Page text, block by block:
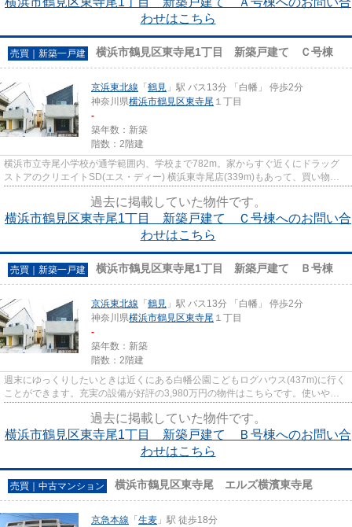
わせはこちら
売買｜新築一戸建 横浜市鶴見区東寺尾1丁目 新築戸建て Ｃ号棟
京浜東北線 「 鶴見 」駅 バス13分 「白幡」 停歩2分
神奈川県横浜市鶴見区東寺尾 １丁目
-
築年数：新築
階数：2階建
横浜市立寺尾小学校が通学範囲内、学校まで782m。家からすぐ近くにドラッグ
ストアのクリエイトSD(エス・ディー) 横浜東寺尾店(339m)もあって、買い物し
過去に掲載していた物件です。
横浜市鶴見区東寺尾1丁目 新築戸建て Ｃ号棟へのお問い合
わせはこちら
売買｜新築一戸建 横浜市鶴見区東寺尾1丁目 新築戸建て Ｂ号棟
京浜東北線 「 鶴見 」駅 バス13分 「白幡」 停歩2分
神奈川県横浜市鶴見区東寺尾 １丁目
-
築年数：新築
階数：2階建
週末にゆっくりしたいときは近くにある白幡公園こどもログハウス(437m)に行く
ことができます。充実の設備が好評の3,980万円の物件はこちらです。使いやす
過去に掲載していた物件です。
横浜市鶴見区東寺尾1丁目 新築戸建て Ｂ号棟へのお問い合
わせはこちら
売買｜中古マンション 横浜市鶴見区東寺尾 エルズ横濱東寺尾
京急本線 「 生麦 」駅 徒歩18分